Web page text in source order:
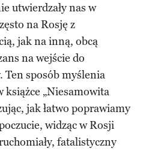
utwierdzały nas w
na Rosję z
jak na inną, obcą
na wejście do
sposób myślenia
książce „Niesamowita
jak łatwo poprawiamy
widząc w Rosji
fatalistyczny